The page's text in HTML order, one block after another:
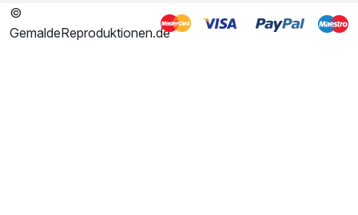
©
GemaldeReproduktionen.de